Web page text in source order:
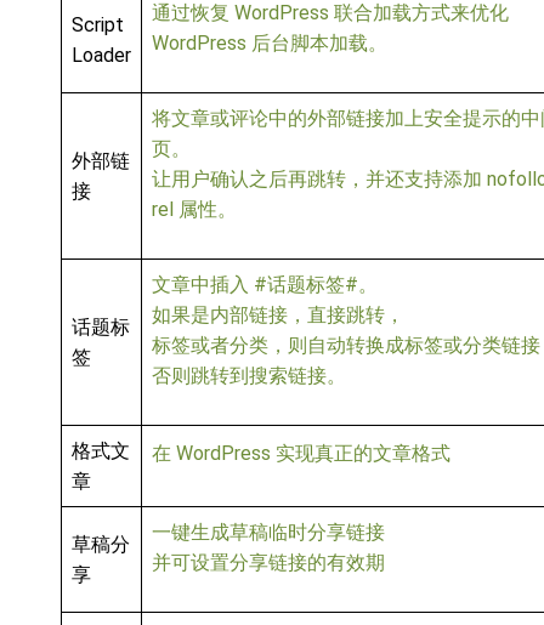
Script
Loader
通过恢复 WordPress 联合加载方式来优化
WordPress 后台脚本加载。
外部链
接
将文章或评论中的外部链接加上安全提示的
页。
让用户确认之后再跳转，并还支持添加
rel 属性。
话题标
签
文章中插入 #话题标签#。
如果是内部链接，直接跳转，
标签或者分类，则自动转换成标签或分类链
否则跳转到搜索链接。
格式文
章
在 WordPress 实现真正的文章格式
草稿分
享
一键生成草稿临时分享链接
并可设置分享链接的有效期